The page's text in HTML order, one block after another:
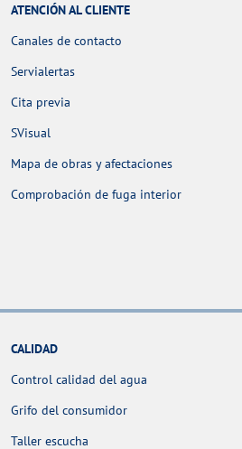
ATENCIÓN AL CLIENTE
Canales de contacto
Servialertas
Cita previa
SVisual
Mapa de obras y afectaciones
Comprobación de fuga interior
CALIDAD
Control calidad del agua
Grifo del consumidor
Taller escucha